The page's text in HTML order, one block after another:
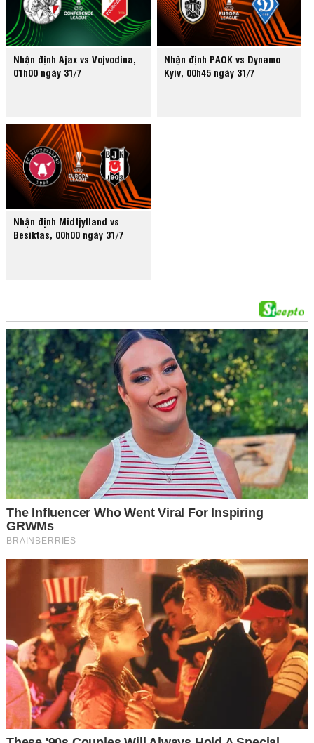
Nhận định Ajax vs Vojvodina,
01h00 ngày 31/7
Nhận định PAOK vs Dynamo
Kyiv, 00h45 ngày 31/7
Nhận định Midtjylland vs
Besiktas, 00h00 ngày 31/7